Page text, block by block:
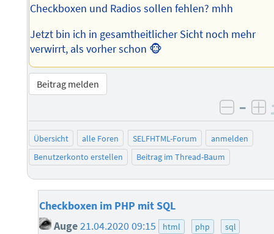
Checkboxen und Radios sollen fehlen? mhh
Jetzt bin ich in gesamtheitlicher Sicht noch mehr
verwirrt, als vorher schon 🐵
Beitrag melden
–
Übersicht alle Foren SELFHTML-Forum
anmelden
Benutzerkonto erstellen
Beitrag im Thread-Baum
Checkboxen im PHP mit SQL
Auge21.04.2020 09:15 html php sql